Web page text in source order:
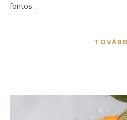
fontos…
TOVÁBB